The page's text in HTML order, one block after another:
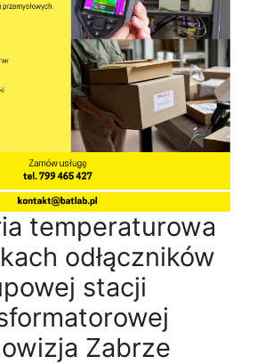
temperaturowa
odłączników
stacji
Zabrze